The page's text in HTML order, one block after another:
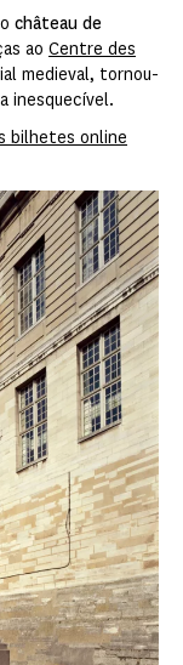
château de
ao Centre des
medieval, tornou-
inesquecível.
bilhetes online